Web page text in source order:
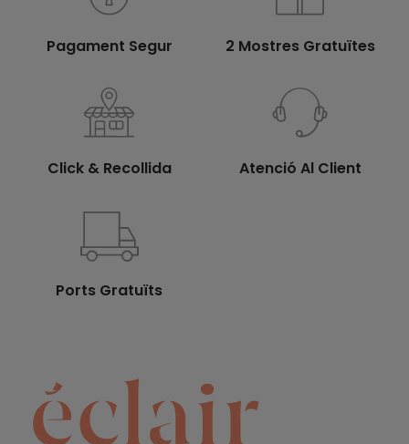
Pagament Segur 2 Mostres Gratuïtes
Click & Recollida Atenció Al Client
Ports Gratuïts